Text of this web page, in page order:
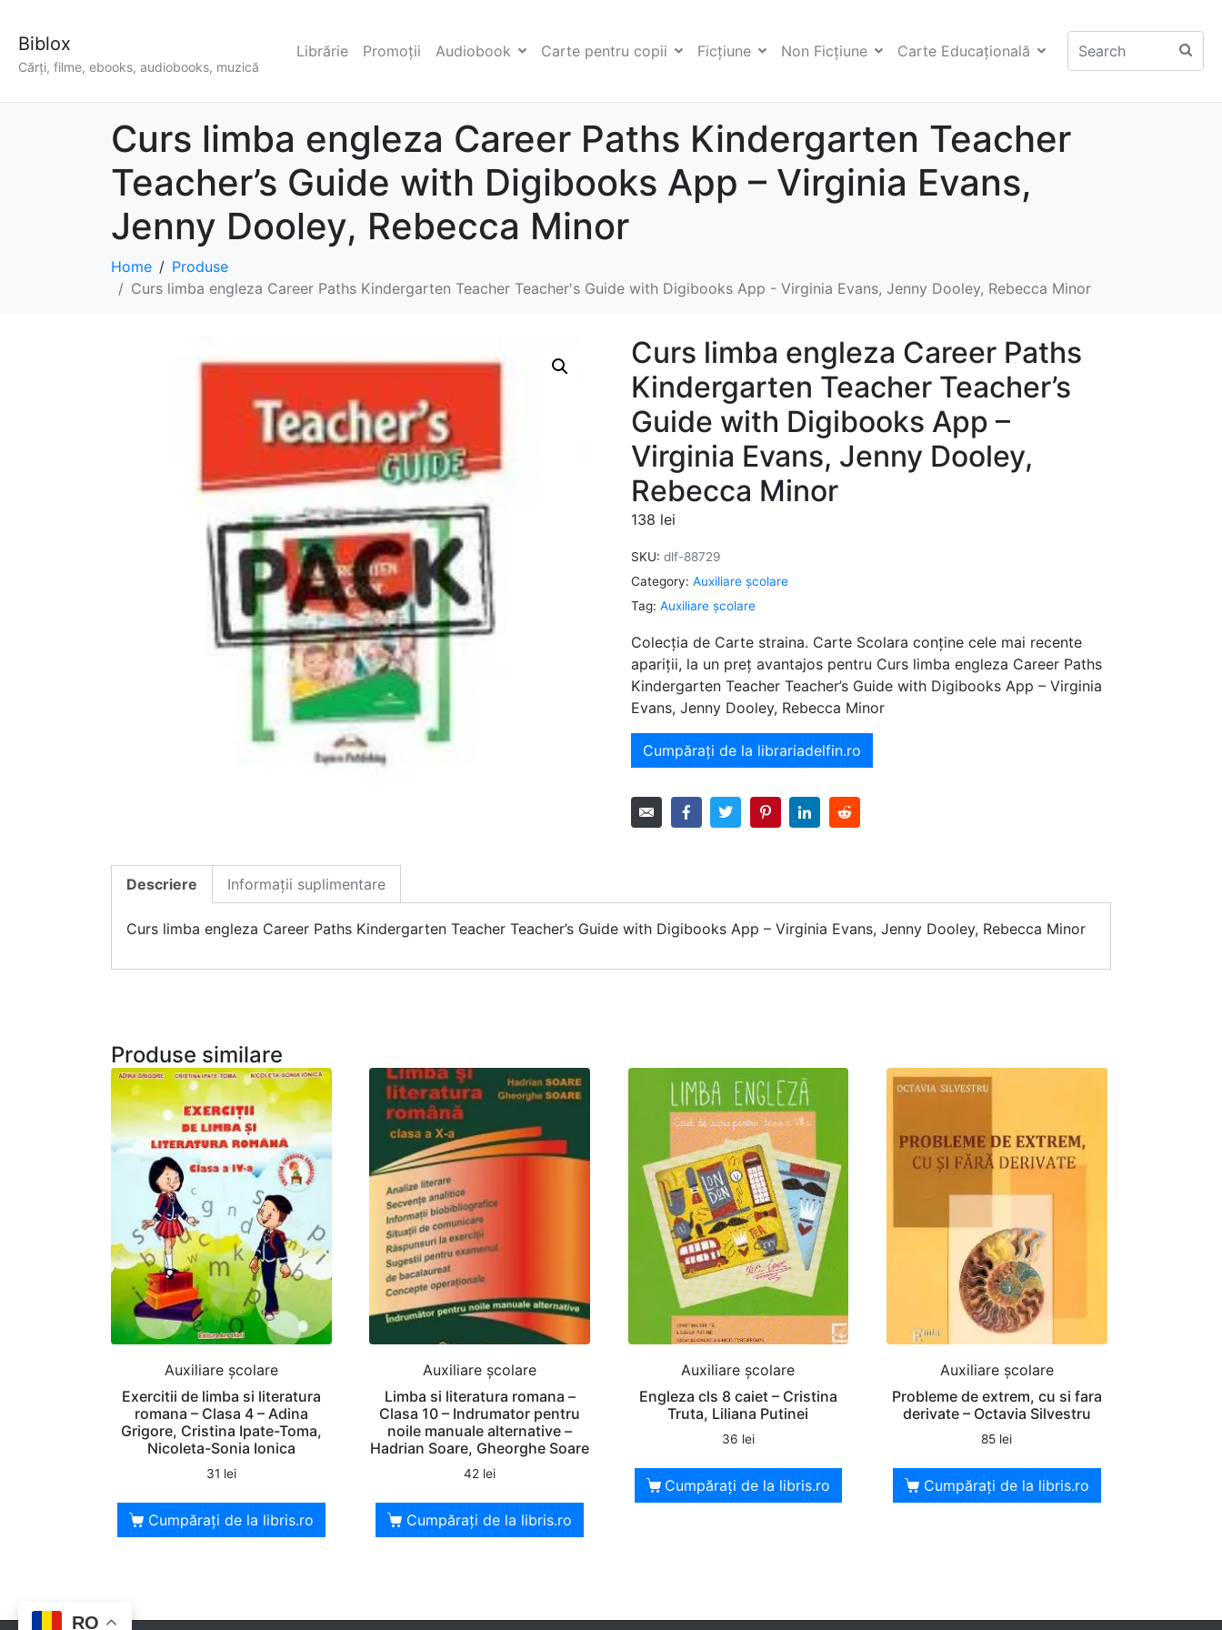
Biblox
Cărți, filme, ebooks, audiobooks, muzică
Librărie Promoții Audiobook Carte pentru copii Ficţiune Non Ficţiune Carte Educaţională
Curs limba engleza Career Paths Kindergarten Teacher
Teacher’s Guide with Digibooks App – Virginia Evans,
Jenny Dooley, Rebecca Minor
Home
Produse
Curs limba engleza Career Paths Kindergarten Teacher Teacher's Guide with Digibooks App - Virginia Evans, Jenny Dooley, Rebecca Minor
Curs limba engleza Career Paths
Kindergarten Teacher Teacher’s
Guide with Digibooks App –
Virginia Evans, Jenny Dooley,
Rebecca Minor
138 lei
SKU: dlf-88729
Category: Auxiliare şcolare
Tag: Auxiliare şcolare
Colecția de Carte straina. Carte Scolara conține cele mai recente
apariții, la un preț avantajos pentru Curs limba engleza Career Paths
Kindergarten Teacher Teacher’s Guide with Digibooks App – Virginia
Evans, Jenny Dooley, Rebecca Minor
Cumpărați de la librariadelfin.ro
Descriere Informații suplimentare
Curs limba engleza Career Paths Kindergarten Teacher Teacher’s Guide with Digibooks App – Virginia Evans, Jenny Dooley, Rebecca Minor
Produse similare
Auxiliare şcolare
Exercitii de limba si literatura
romana – Clasa 4 – Adina
Grigore, Cristina Ipate-Toma,
Nicoleta-Sonia Ionica
31 lei
Cumpărați de la libris.ro
Auxiliare şcolare
Limba si literatura romana –
Clasa 10 – Indrumator pentru
noile manuale alternative –
Hadrian Soare, Gheorghe Soare
42 lei
Cumpărați de la libris.ro
Auxiliare şcolare
Engleza cls 8 caiet – Cristina
Truta, Liliana Putinei
36 lei
Cumpărați de la libris.ro
Auxiliare şcolare
Probleme de extrem, cu si fara
derivate – Octavia Silvestru
85 lei
Cumpărați de la libris.ro
RO